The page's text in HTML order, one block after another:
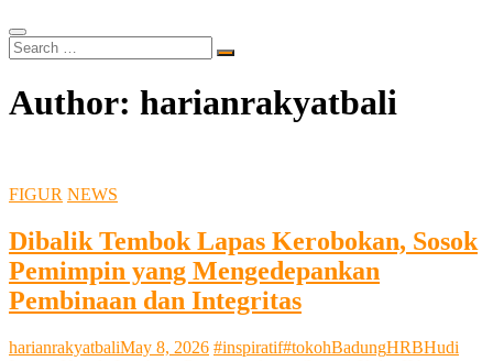
Search
…
Author: harianrakyatbali
FIGUR NEWS
Dibalik Tembok Lapas Kerobokan, Sosok
Pemimpin yang Mengedepankan
Pembinaan dan Integritas
harianrakyatbaliMay 8, 2026 #inspiratif#tokohBadungHRBHudi